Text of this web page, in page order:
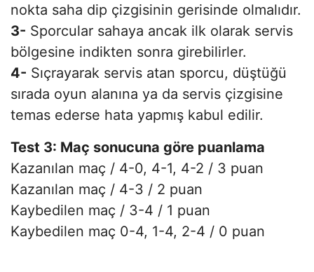
nokta saha dip çizgisinin gerisinde olmalıdır.
3- Sporcular sahaya ancak ilk olarak servis
bölgesine indikten sonra girebilirler.
4- Sıçrayarak servis atan sporcu, düştüğü
sırada oyun alanına ya da servis çizgisine
temas ederse hata yapmış kabul edilir.
Test 3: Maç sonucuna göre puanlama
Kazanılan maç / 4-0, 4-1, 4-2 / 3 puan
Kazanılan maç / 4-3 / 2 puan
Kaybedilen maç / 3-4 / 1 puan
Kaybedilen maç 0-4, 1-4, 2-4 / 0 puan